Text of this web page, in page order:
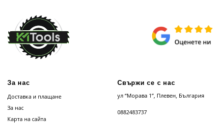
За нас
Доставка и плащане
За нас
Карта на сайта
Свържи се с нас
ул “Морава 1”, Плевен, България
0882483737